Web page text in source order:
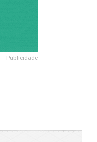
Publicidade